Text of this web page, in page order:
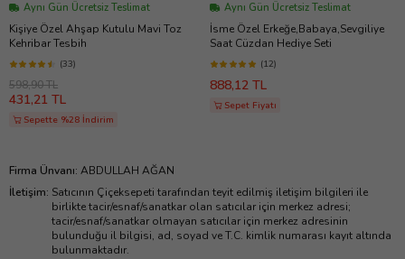
Aynı Gün Ücretsiz Teslimat
Kişiye Özel Ahşap Kutulu Mavi Toz
Kehribar Tesbih
(33)
598,90 TL
431,21 TL
Sepette %28 İndirim
Aynı Gün Ücretsiz Teslimat
İsme Özel Erkeğe,Babaya,Sevgiliye
Saat Cüzdan Hediye Seti
(12)
888,12 TL
Sepet Fiyatı
Firma Ünvanı: ABDULLAH AĞAN
İletişim: Satıcının Çiçeksepeti tarafından teyit edilmiş iletişim bilgileri ile
birlikte tacir/esnaf/sanatkar olan satıcılar için merkez adresi;
tacir/esnaf/sanatkar olmayan satıcılar için merkez adresinin
bulunduğu il bilgisi, ad, soyad ve T.C. kimlik numarası kayıt altında
bulunmaktadır.